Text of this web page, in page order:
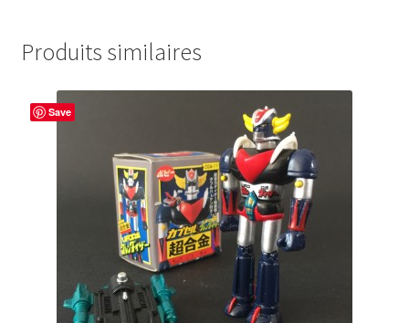
Produits similaires
Save